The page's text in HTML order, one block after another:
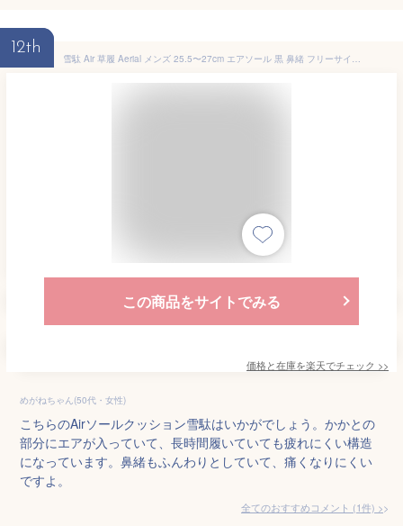
12th
雪駄 Air 草履 Aerial メンズ 25.5〜27cm エアソール 黒 鼻緒 フリーサイズ 男性 痛くない 浴衣 ブラック 和装小物 履物 着物 和装 サンダル 父の日 紳士用【翌日配送対象】【ゆうパック】
この商品をサイトでみる
価格と在庫を楽天でチェック >>
めがねちゃん(50代・女性)
こちらのAirソールクッション雪駄はいかがでしょう。かかとの
部分にエアが入っていて、長時間履いていても疲れにくい構造
になっています。鼻緒もふんわりとしていて、痛くなりにくい
ですよ。
全てのおすすめコメント (1件) >